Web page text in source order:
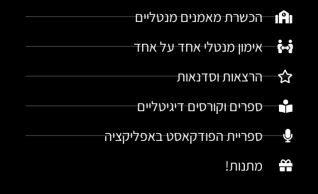
הכשרת מאמנים מנטליים
אימון מנטלי אחד על אחד
הרצאות וסדנאות
ספרים וקורסים דיגיטליים
ספריית הפודקאסט באפליקציה
מתנות!